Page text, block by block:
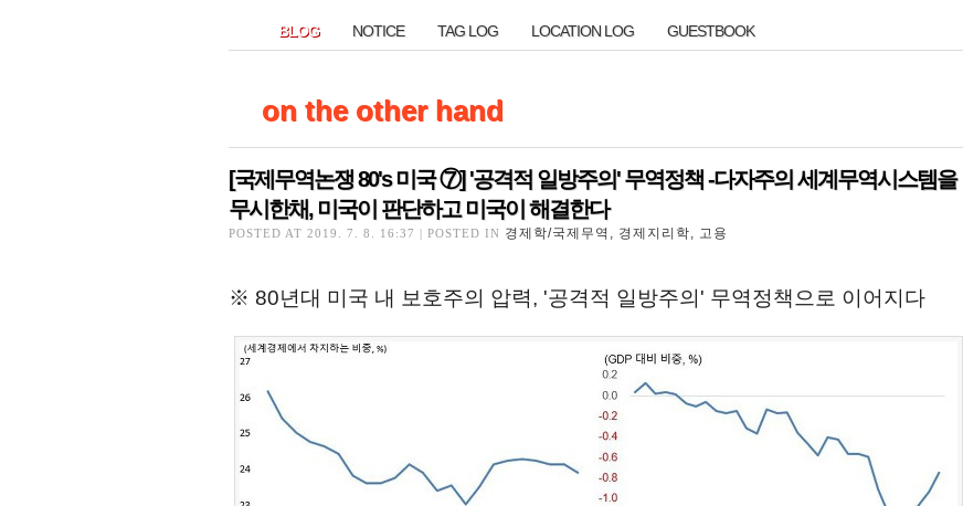
on the other hand
on the other hand
BLOG
BLOG NOTICE
NOTICE TAG LOG
TAG LOG LOCATION LOG
LOCATION LOG GUESTBOOK
GUESTBOOK
[국제무역논쟁 80's 미국 ⑦] '공격적 일방주의' 무역정책 -다자주의 세계무역시스템을
무시한채, 미국이 판단하고 미국이 해결한다
[국제무역논쟁 80's 미국 ⑦] '공격적 일방주의' 무역정책 -다자주의 세계무역시스템을
무시한채, 미국이 판단하고 미국이 해결한다
POSTED AT 2019. 7. 8. 16:37 | POSTED IN 경제학/국제무역, 경제지리학, 고용
※ 80년대 미국 내 보호주의 압력, '공격적 일방주의' 무역정책으로 이어지다